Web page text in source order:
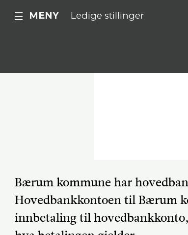
MENY Ledige stillinger
Bærum kommune har
Hovedbankkontoen til Bærum
innbetaling til